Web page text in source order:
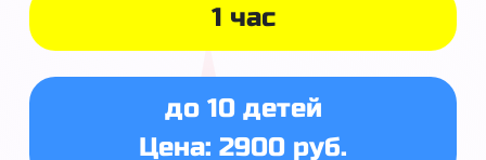
1 час
до 10 детей
Цена: 2900 руб.